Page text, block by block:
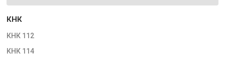
КНК
КНК 112
КНК 114